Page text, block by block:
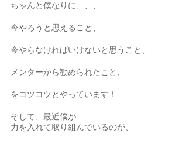
ちゃんと僕なりに、、、
今やろうと思えること、
今やらなければいけないと思うこと、
メンターから勧められたこと、
をコツコツとやっています！
そして、最近僕が
力を入れて取り組んでいるのが、